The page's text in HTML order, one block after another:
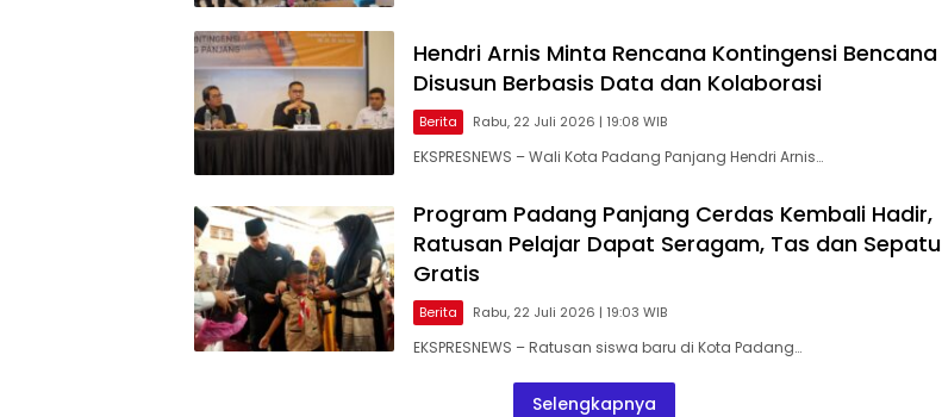
Hendri Arnis Minta Rencana Kontingensi Bencana
Disusun Berbasis Data dan Kolaborasi
Berita Rabu, 22 Juli 2026 | 19:08 WIB
EKSPRESNEWS – Wali Kota Padang Panjang Hendri Arnis…
Program Padang Panjang Cerdas Kembali Hadir,
Ratusan Pelajar Dapat Seragam, Tas dan Sepatu
Gratis
Berita Rabu, 22 Juli 2026 | 19:03 WIB
EKSPRESNEWS – Ratusan siswa baru di Kota Padang…
Selengkapnya